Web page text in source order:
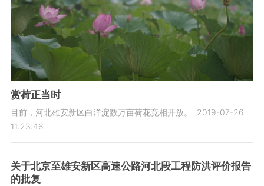
赏荷正当时
目前，河北雄安新区白洋淀数万亩荷花竞相开放。
2019-07-26
11:23:46
关于北京至雄安新区高速公路河北段工程防洪评价报告
的批复